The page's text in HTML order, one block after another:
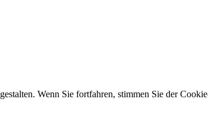
Wenn Sie fortfahren, stimmen Sie der